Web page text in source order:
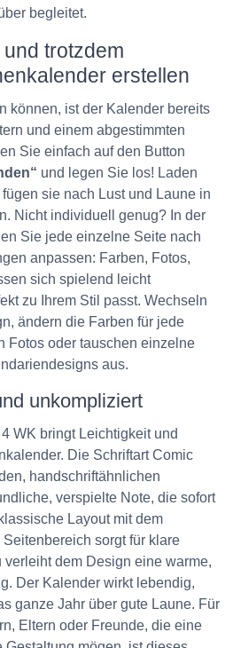
begleitet.
trotzdem
erstellen
können, ist der Kalender bereits
und einem abgestimmten
Sie einfach auf den Button
und legen Sie los! Laden
sie nach Lust und Laune in
Nicht individuell genug? In der
Sie jede einzelne Seite nach
anpassen: Farben, Fotos,
sich spielend leicht
zu Ihrem Stil passt. Wechseln
ändern die Farben für jede
Fotos oder tauschen einzelne
aus.
unkompliziert
WK bringt Leichtigkeit und
Die Schriftart Comic
handschriftähnlichen
verspielte Note, die sofort
Layout mit dem
sorgt für klare
verleiht dem Design eine warme,
Der Kalender wirkt lebendig,
ganze Jahr über gute Laune. Für
Eltern oder Freunde, die eine